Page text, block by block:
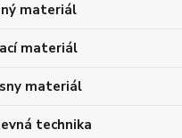
materiál
materiál
materiál
technika